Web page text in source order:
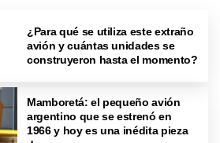
¿Para qué se utiliza este extraño
avión y cuántas unidades se
construyeron hasta el momento?
Mamboretá: el pequeño avión
argentino que se estrenó en
1966 y hoy es una inédita pieza